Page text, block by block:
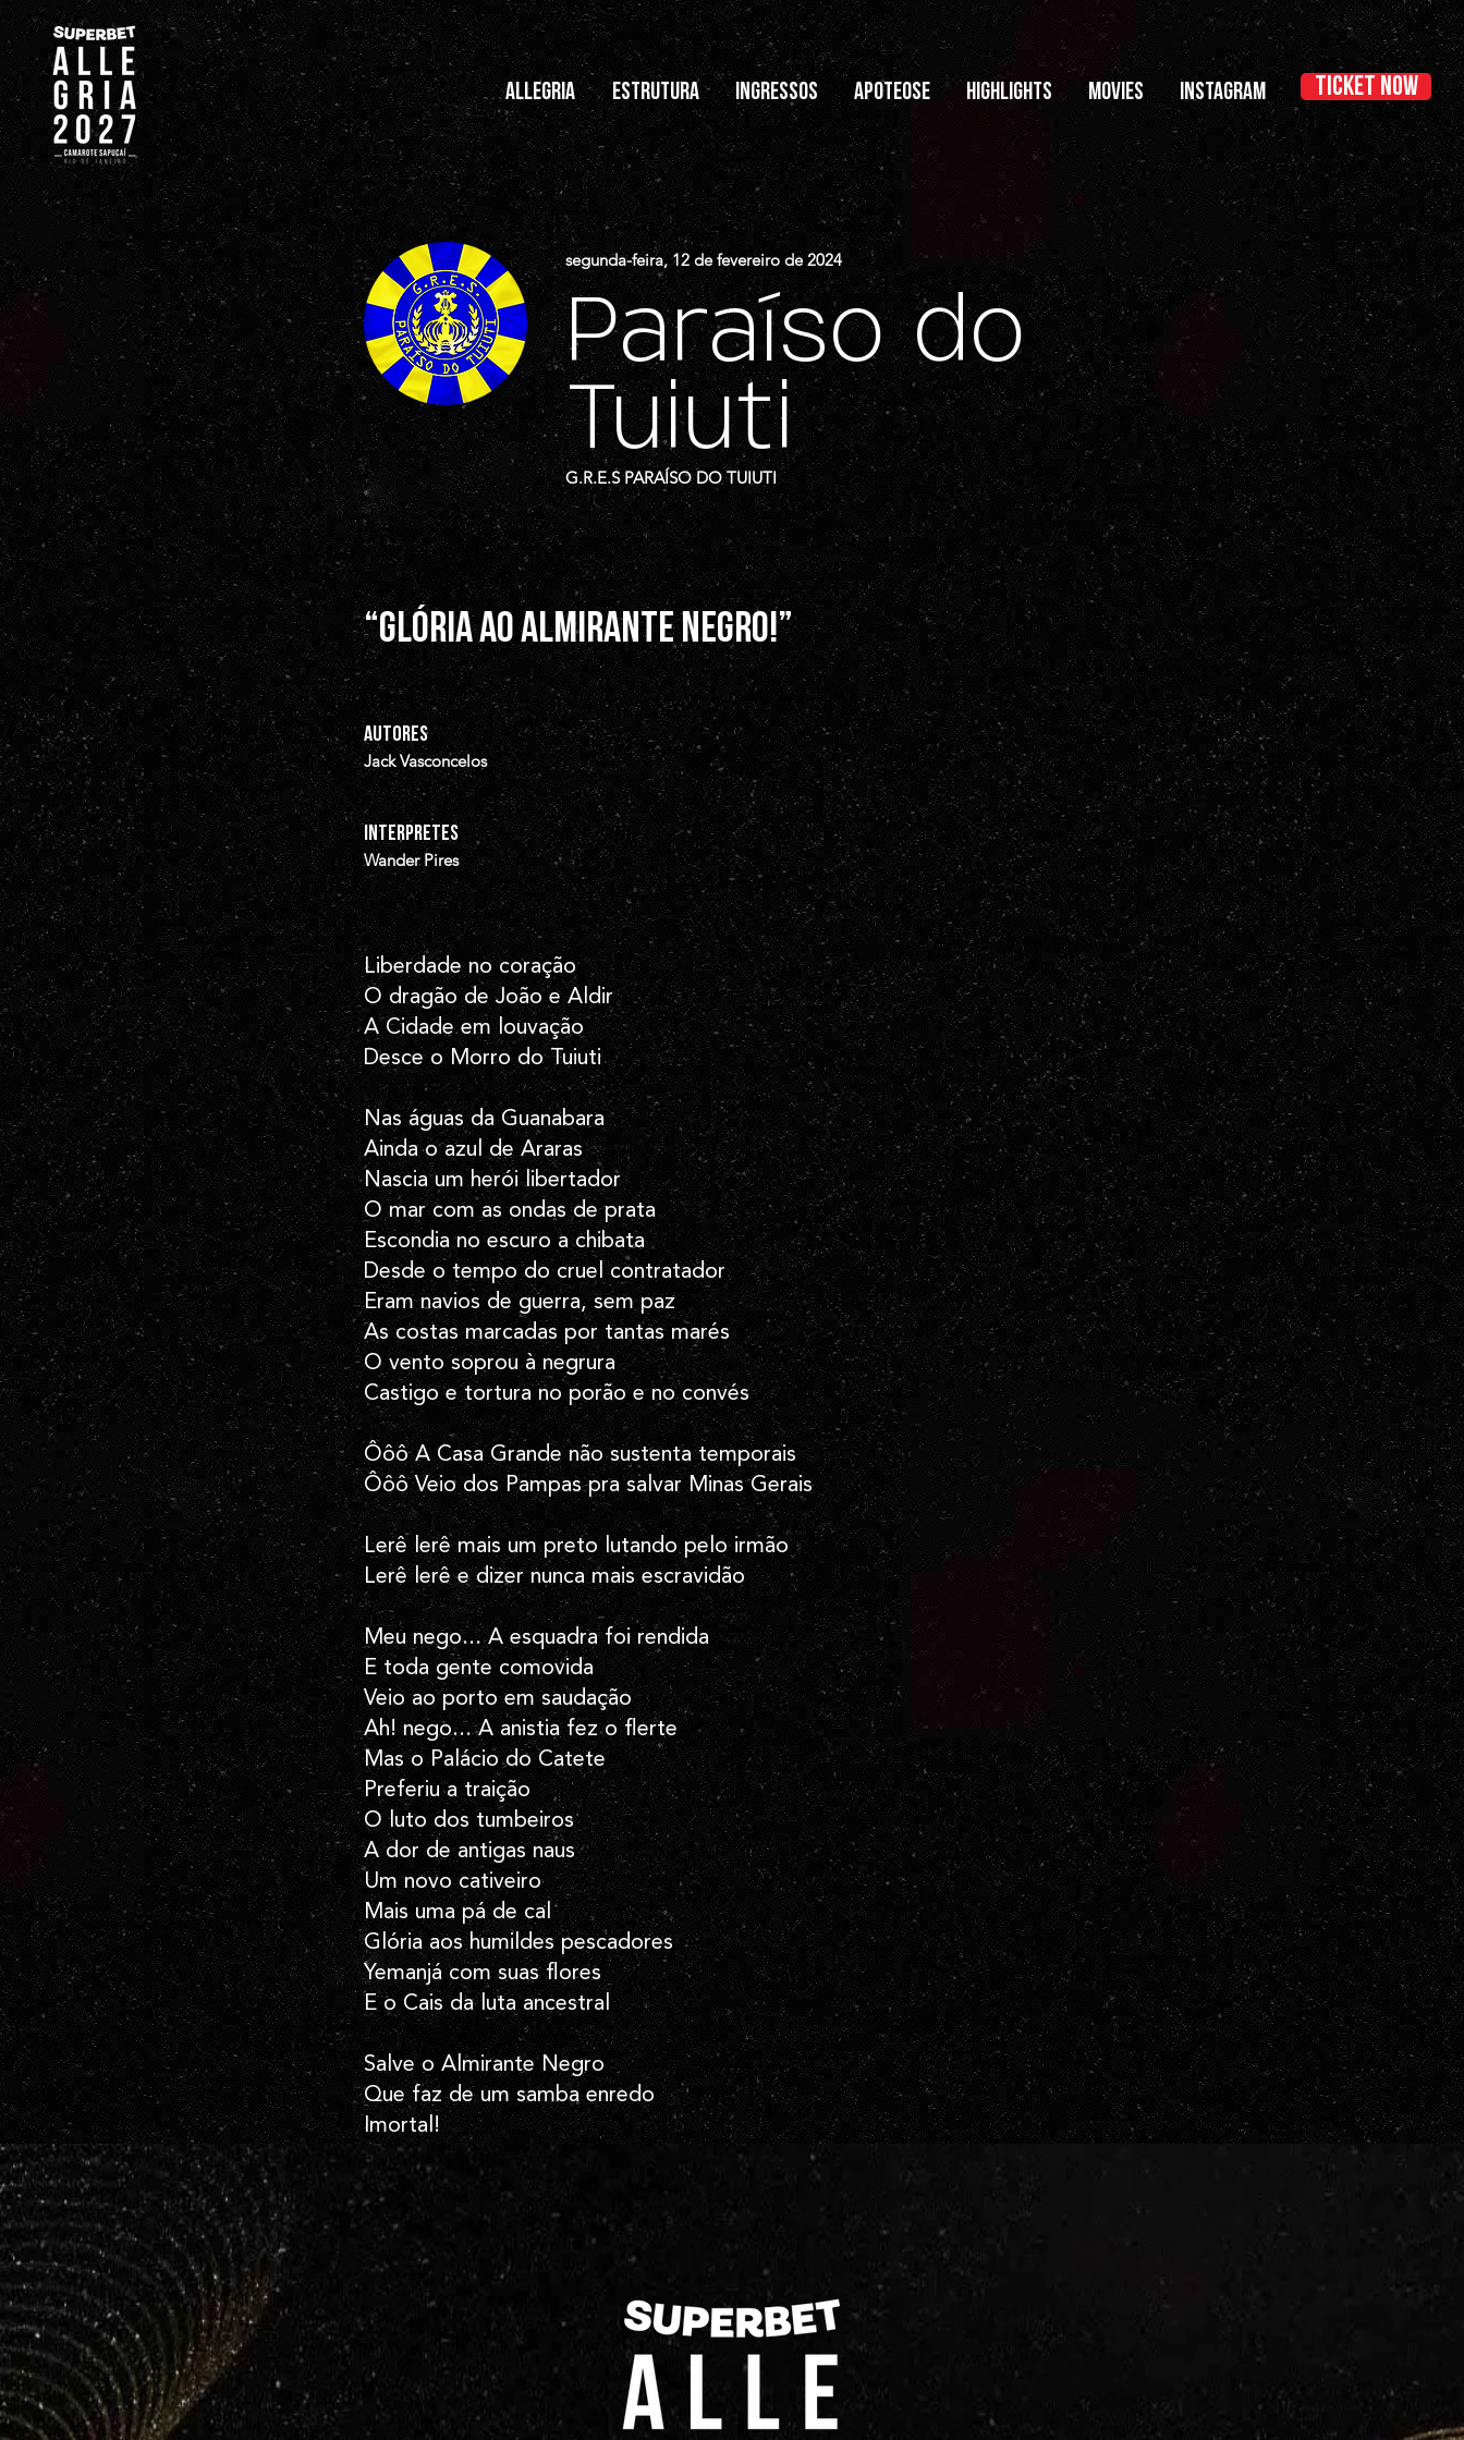
ALLEGRIA ESTRUTURA INGRESSOS APOTEOSE HIGHLIGHTS MOVIES INSTAGRAM TICKET NOW
segunda-feira, 12 de fevereiro de 2024
Paraíso do
Tuiuti
G.R.E.S PARAÍSO DO TUIUTI
“Glória ao Almirante Negro!”
AUTORES
Jack Vasconcelos
INTERPRETES
Wander Pires
Liberdade no coração
O dragão de João e Aldir
A Cidade em louvação
Desce o Morro do Tuiuti
Nas águas da Guanabara
Ainda o azul de Araras
Nascia um herói libertador
O mar com as ondas de prata
Escondia no escuro a chibata
Desde o tempo do cruel contratador
Eram navios de guerra, sem paz
As costas marcadas por tantas marés
O vento soprou à negrura
Castigo e tortura no porão e no convés
Ôôô A Casa Grande não sustenta temporais
Ôôô Veio dos Pampas pra salvar Minas Gerais
Lerê lerê mais um preto lutando pelo irmão
Lerê lerê e dizer nunca mais escravidão
Meu nego... A esquadra foi rendida
E toda gente comovida
Veio ao porto em saudação
Ah! nego... A anistia fez o flerte
Mas o Palácio do Catete
Preferiu a traição
O luto dos tumbeiros
A dor de antigas naus
Um novo cativeiro
Mais uma pá de cal
Glória aos humildes pescadores
Yemanjá com suas flores
E o Cais da luta ancestral
Salve o Almirante Negro
Que faz de um samba enredo
Imortal!